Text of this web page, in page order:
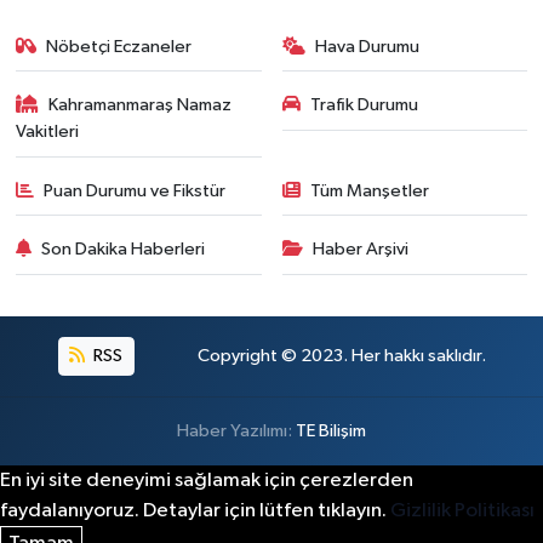
Nöbetçi Eczaneler Hava Durumu
Kahramanmaraş Namaz
Vakitleri
Trafik Durumu
Puan Durumu ve Fikstür Tüm Manşetler
Son Dakika Haberleri Haber Arşivi
RSS Copyright © 2023. Her hakkı saklıdır.
Haber Yazılımı: TE Bilişim
En iyi site deneyimi sağlamak için çerezlerden
faydalanıyoruz. Detaylar için lütfen tıklayın. Gizlilik Politikası